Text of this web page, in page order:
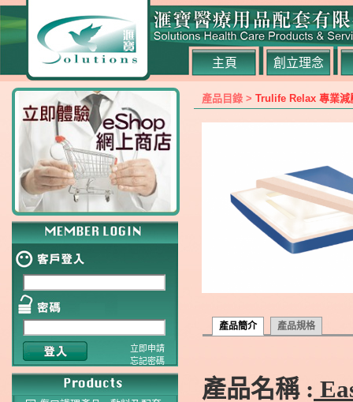
主頁 創立理念
立即申請
忘記密碼
產品目錄 > Trulife Relax 專業減
產品簡介 產品規格
產品名稱 :